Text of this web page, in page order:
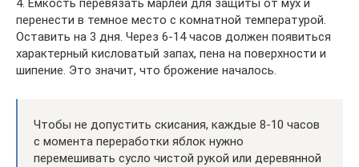
4. Емкость перевязать марлей для защиты от мух и
перенести в темное место с комнатной температурой.
Оставить на 3 дня. Через 6-14 часов должен появиться
характерный кисловатый запах, пена на поверхности и
шипение. Это значит, что брожение началось.
Чтобы не допустить скисания, каждые 8-10 часов
с момента переработки яблок нужно
перемешивать сусло чистой рукой или деревянной